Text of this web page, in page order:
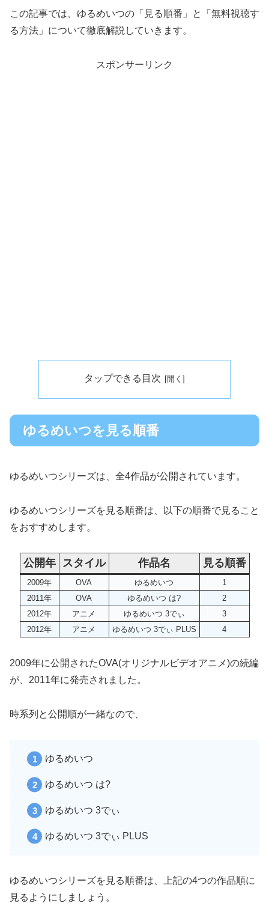
この記事では、ゆるめいつの「見る順番」と「無料視聴す
る方法」について徹底解説していきます。
スポンサーリンク
タップできる目次
ゆるめいつを見る順番
ゆるめいつシリーズは、全4作品が公開されています。
ゆるめいつシリーズを見る順番は、以下の順番で見ること
をおすすめします。
公開年 スタイル 作品名 見る順番
2009年 OVA ゆるめいつ
1
2011年
OVA ゆるめいつ は?
2
2012年
アニメ ゆるめいつ 3でぃ
3
2012年
アニメ ゆるめいつ 3でぃ PLUS 4
2009年に公開されたOVA(オリジナルビデオアニメ)の続編
が、2011年に発売されました。
時系列と公開順が一緒なので、
ゆるめいつ
ゆるめいつ は?
ゆるめいつ 3でぃ
ゆるめいつ 3でぃ PLUS
ゆるめいつシリーズを見る順番は、上記の4つの作品順に
見るようにしましょう。